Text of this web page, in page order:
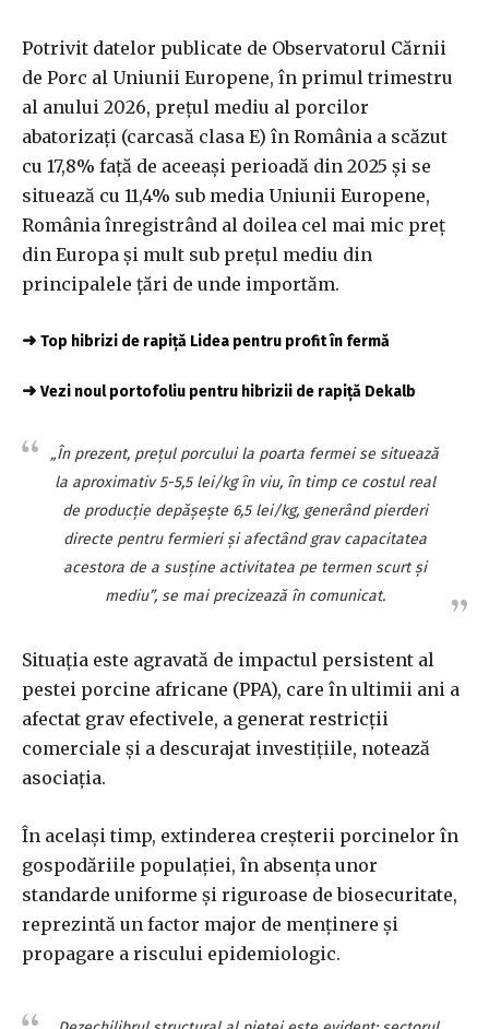
Potrivit datelor publicate de Observatorul Cărnii
de Porc al Uniunii Europene, în primul trimestru
al anului 2026, preţul mediu al porcilor
abatorizaţi (carcasă clasa E) în România a scăzut
cu 17,8% faţă de aceeaşi perioadă din 2025 şi se
situează cu 11,4% sub media Uniunii Europene,
România înregistrând al doilea cel mai mic preţ
din Europa şi mult sub preţul mediu din
principalele ţări de unde importăm.
➜ Top hibrizi de rapiță Lidea pentru profit în fermă
➜ Vezi noul portofoliu pentru hibrizii de rapiță Dekalb
„În prezent, preţul porcului la poarta fermei se situează
la aproximativ 5-5,5 lei/kg în viu, în timp ce costul real
de producţie depăşeşte 6,5 lei/kg, generând pierderi
directe pentru fermieri şi afectând grav capacitatea
acestora de a susţine activitatea pe termen scurt şi
mediu”, se mai precizează în comunicat.
Situaţia este agravată de impactul persistent al
pestei porcine africane (PPA), care în ultimii ani a
afectat grav efectivele, a generat restricţii
comerciale şi a descurajat investiţiile, notează
asociaţia.
În acelaşi timp, extinderea creşterii porcinelor în
gospodăriile populaţiei, în absenţa unor
standarde uniforme şi riguroase de biosecuritate,
reprezintă un factor major de menţinere şi
propagare a riscului epidemiologic.